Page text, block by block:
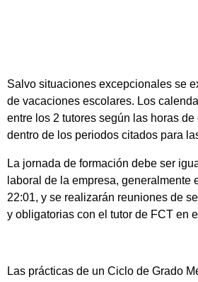
Salvo situaciones excepcionales se
de vacaciones escolares. Los
entre los 2 tutores según las horas de
dentro de los periodos citados para
La jornada de formación debe ser
laboral de la empresa, generalmente
22:01, y se realizarán reuniones de
y obligatorias con el tutor de FCT en
Las prácticas de un Ciclo de Grado